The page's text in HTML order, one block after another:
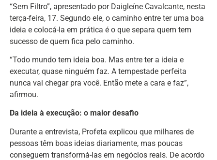
“Sem Filtro”, apresentado por Daigleíne Cavalcante, nesta
terça-feira, 17. Segundo ele, o caminho entre ter uma boa
ideia e colocá-la em prática é o que separa quem tem
sucesso de quem fica pelo caminho.
“Todo mundo tem ideia boa. Mas entre ter a ideia e
executar, quase ninguém faz. A tempestade perfeita
nunca vai chegar pra você. Então mete a cara e faz”,
afirmou.
Da ideia à execução: o maior desafio
Durante a entrevista, Profeta explicou que milhares de
pessoas têm boas ideias diariamente, mas poucas
conseguem transformá-las em negócios reais. De acordo